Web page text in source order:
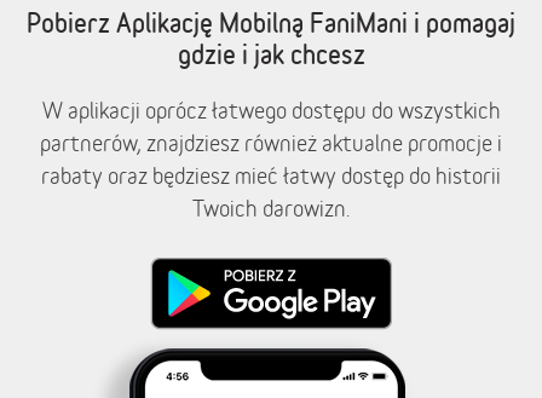
Pobierz Aplikację Mobilną FaniMani i pomagaj
gdzie i jak chcesz
W aplikacji oprócz łatwego dostępu do wszystkich
partnerów, znajdziesz również aktualne promocje i
rabaty oraz będziesz mieć łatwy dostęp do historii
Twoich darowizn.